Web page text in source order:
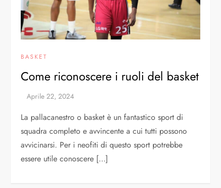
BASKET
Come riconoscere i ruoli del basket
La pallacanestro o basket è un fantastico sport di
squadra completo e avvincente a cui tutti possono
avvicinarsi. Per i neofiti di questo sport potrebbe
essere utile conoscere […]